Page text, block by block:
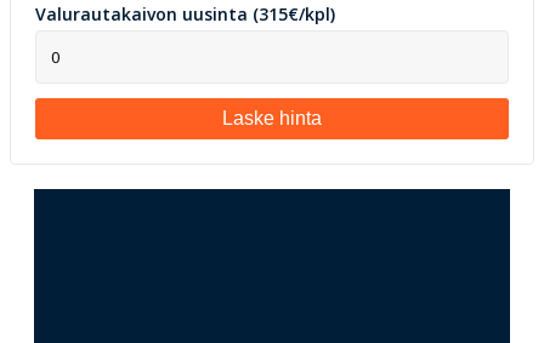
Valurautakaivon uusinta (315€/kpl)
Laske hinta